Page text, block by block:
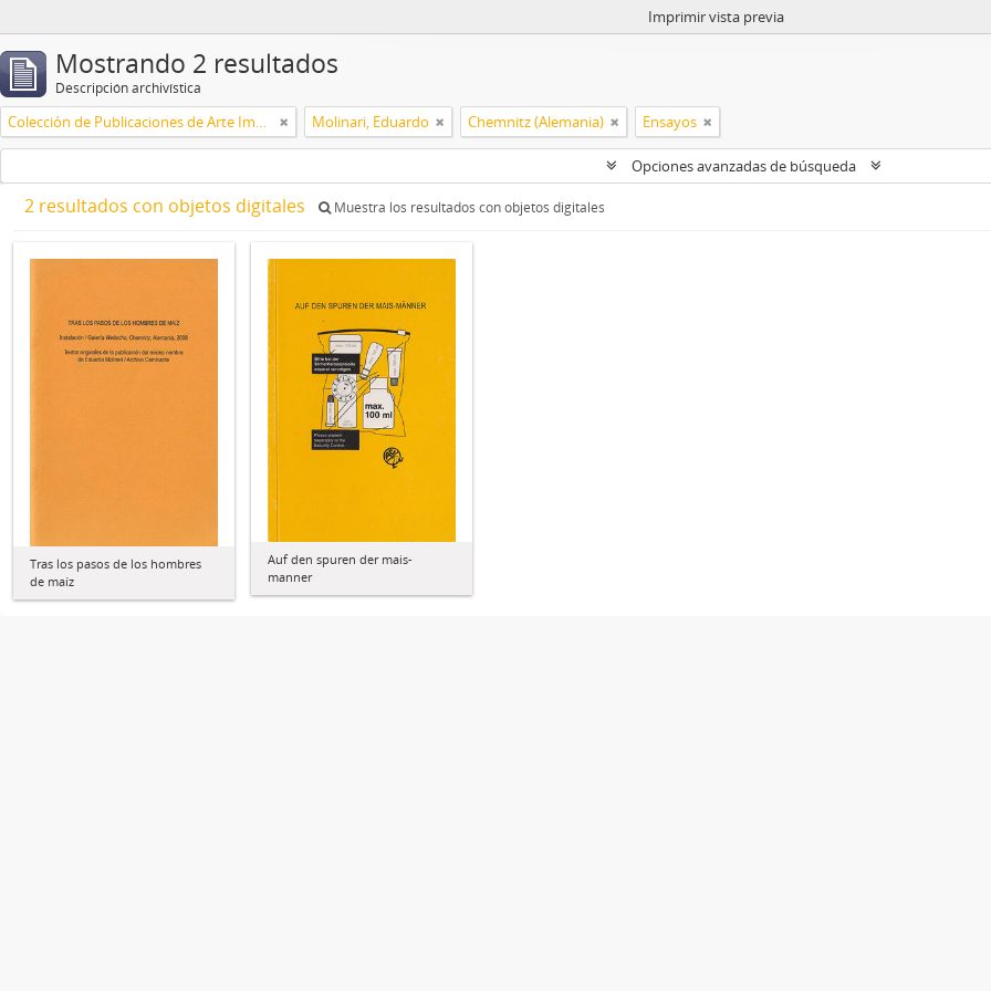
Imprimir vista previa
Mostrando 2 resultados
Descripción archivística
Colección de Publicaciones de Arte Impreso Molinari, Eduardo Chemnitz (Alemania) Ensayos
Opciones avanzadas de búsqueda
2 resultados con objetos digitales Muestra los resultados con objetos digitales
Tras los pasos de los hombres
de maíz
Auf den spuren der mais-
manner